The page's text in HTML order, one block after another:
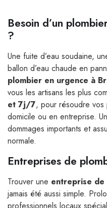
Besoin d’un
?
Une fuite d’eau soudaine,
ballon d’eau chaude en
plombier en urgence à
vous les artisans les plus
et 7j/7, pour résoudre
domicile ou en entreprise.
dommages importants et
normale.
Entreprises de
Trouver une entreprise de
jamais été aussi simple.
professionnels locaux